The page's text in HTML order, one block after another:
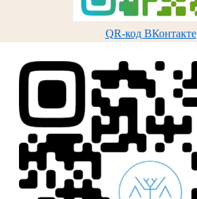
QR-код ВКонтакте